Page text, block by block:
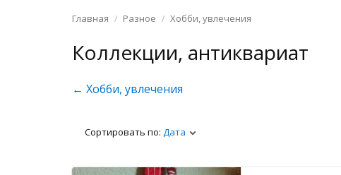
Главная Разное Хобби, увлечения
Коллекции, антиквариат
← Хобби, увлечения
Сортировать по: Дата